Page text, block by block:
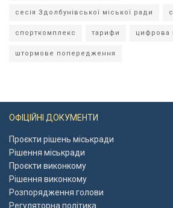
сесія Здолбунівської міської ради
спорткомплекс тарифи цифрова
штормове попередження
ОФІЦІЙНІ ДОКУМЕНТИ
Проєкти рішень міськради
Рішення міськради
Проєкти виконкому
Рішення виконкому
Розпорядження голови
Регуляторна політика